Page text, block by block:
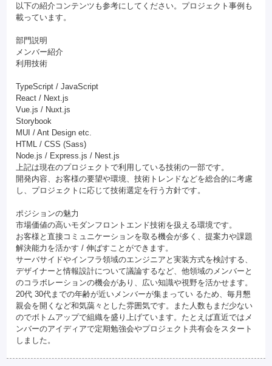
以下の紹介コンテンツも参考にしてください。プロジェクト事例も
載っています。
部門説明
メンバー紹介
利用技術
TypeScript / JavaScript
React / Next.js
Vue.js / Nuxt.js
Storybook
MUI / Ant Design etc.
HTML / CSS (Sass)
Node.js / Express.js / Nest.js
上記は現在のプロジェクトで利用している技術の一部です。
開発内容、お客様の要望や環境、技術トレンドなどを総合的に考慮
し、プロジェクトに応じて技術選定を行う方針です。
ポジションの魅力
市場価値の高いモダンフロントエンド技術を扱える環境です。
お客様と直接コミュニケーションを取る機会が多く、提案力や課題
解決能力を活かす / 伸ばすことができます。
サーバサイドやインフラ領域のエンジニアと実装方式を検討する、
デザイナーと情報設計について議論するなど、他領域のメンバーと
のコラボレーションの機会があり、広い知識や視野を活かせます。
20代 30代までの年齢が近いメンバーが集まってい るため、毎月懇
親会を開くなど和気藹々とした雰囲気です。また人数もまだ少ない
のでボトムアップで組織を盛り上げています。たとえば直近ではメ
ンバーのアイディアで定期勉強会やプロジェクト共有会をスタート
しました。